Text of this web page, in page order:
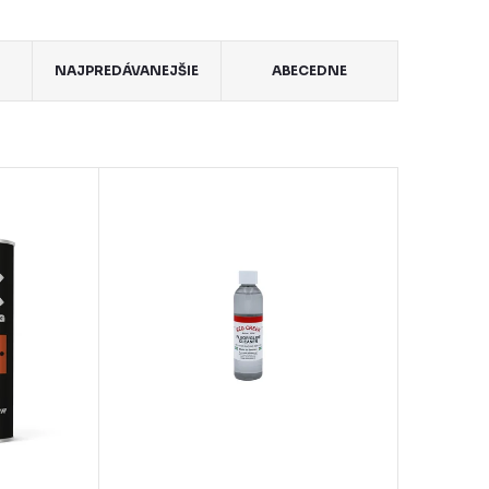
NAJPREDÁVANEJŠIE ABECEDNE